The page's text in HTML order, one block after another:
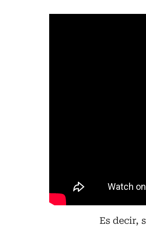
Es decir,